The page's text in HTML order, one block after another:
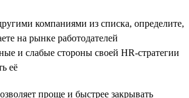
компаниями из списка, определите,
на рынке работодателей
и слабые стороны своей HR-стратегии
её
проще и быстрее закрывать